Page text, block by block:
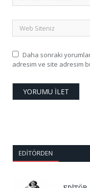
Daha sonraki
adresim ve site adresim
EDITÖRDEN